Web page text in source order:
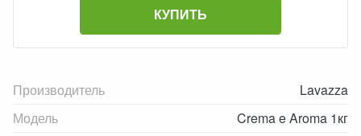
КУПИТЬ
Производитель
Lavazza
Модель
Crema e Aroma 1кг